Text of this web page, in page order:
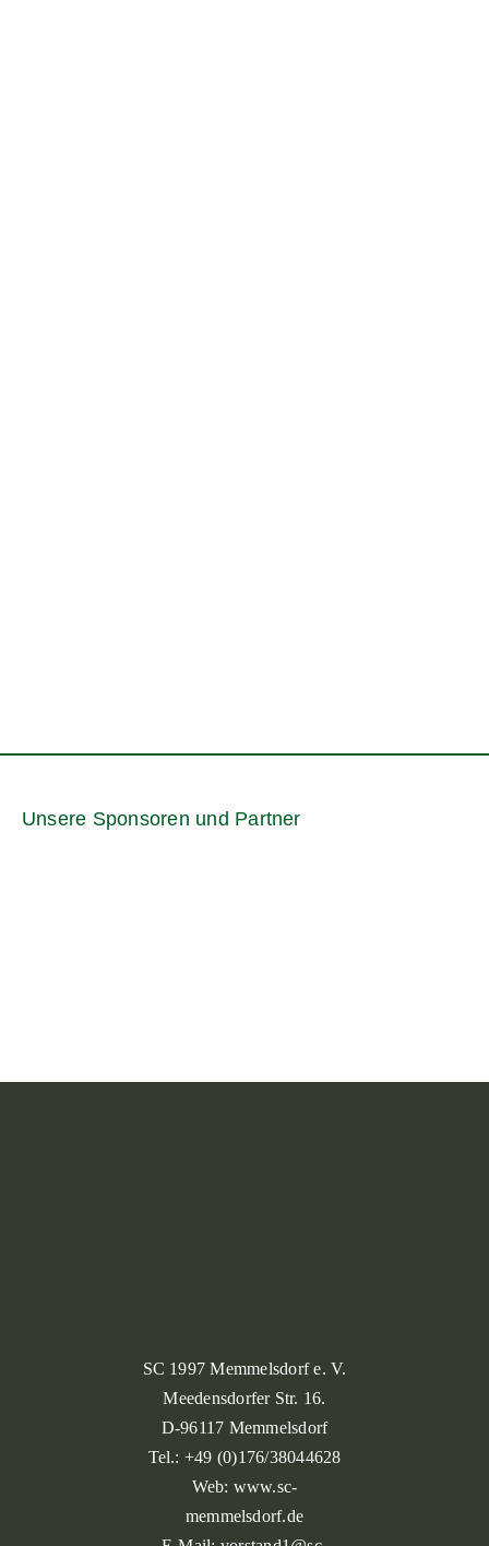
Unsere Sponsoren und Partner
SC 1997 Memmelsdorf e. V.
Meedensdorfer Str. 16.
D-96117 Memmelsdorf
Tel.: +49 (0)176/38044628
Web: www.sc-
memmelsdorf.de